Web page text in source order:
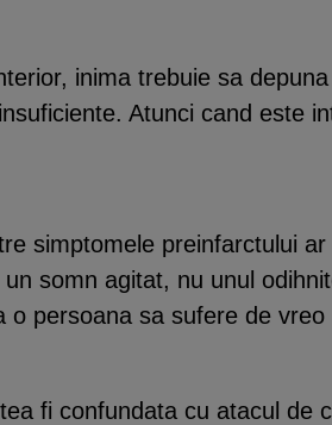
inima trebuie sa
Atunci cand este
simptomele preinfarctului
somn agitat, nu unul
o persoana sa sufere de vreo
fi confundata cu atacul de